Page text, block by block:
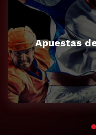
Apuestas